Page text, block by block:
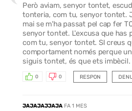
Però aviam, senyor tontet,
tonteria, com tu, senyor tontet.
mai se m'ha passat pel cap fer
senyor tontet. L'excusa que has
com tu, senyor tontet. SI creus
comportament només perque
siguis tontet, és que ets imbècil.
RESPON
0 0
JAJAJAJJAJA FA 1 MES